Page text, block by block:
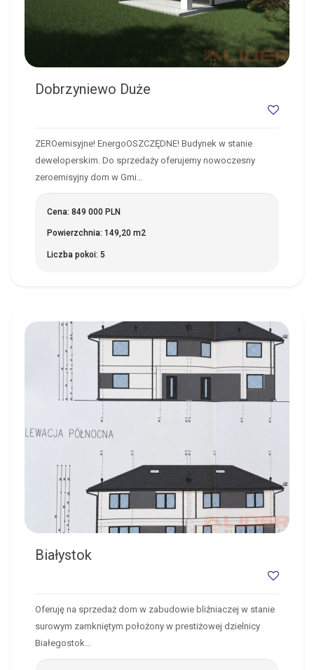
Dobrzyniewo Duże
ZEROemisyjne! EnergoOSZCZĘDNE! Budynek w stanie
deweloperskim. Do sprzedaży oferujemy nowoczesny
zeroemisyjny dom w Gmi…
Cena: 849 000 PLN
Powierzchnia: 149,20 m2
Liczba pokoi: 5
BIAŁYSTOK
Białystok
Oferuję na sprzedaż dom w zabudowie bliźniaczej w stanie
surowym zamkniętym położony w prestiżowej dzielnicy
Białegostok…